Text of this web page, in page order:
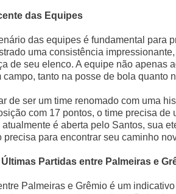
das Equipes
das equipes é fundamental para
uma consistência
de seu elenco. A equipe não apenas
campo, tanto na posse de bola quanto
de ser um time renomado com uma
com 17 pontos, o time precisa
é aberta pelo Santos, sua
precisa para encontrar seu caminho
Partidas entre Palmeiras e
Palmeiras e Grêmio é um